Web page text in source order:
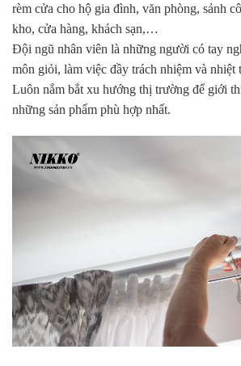
rèm cửa cho hộ gia đình, văn phòng, sảnh
kho, cửa hàng, khách sạn,…
Đội ngũ nhân viên là những người có tay
môn giỏi, làm việc đầy trách nhiệm và nhiệt
Luôn nắm bắt xu hướng thị trường để giới
những sản phẩm phù hợp nhất.